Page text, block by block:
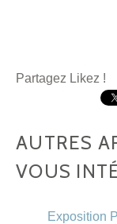
Partagez Likez !
AUTRES
VOUS
Exposition